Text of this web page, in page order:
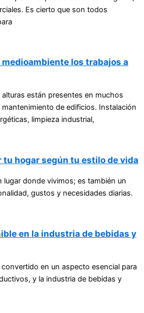
Es cierto que son todos
los trabajos a
están presentes en muchos
de edificios. Instalación
limpieza industrial,
tu hogar según tu estilo de vida
lugar donde vivimos; es también un
gustos y necesidades diarias.
en la industria de bebidas y
en un aspecto esencial para
y la industria de bebidas y